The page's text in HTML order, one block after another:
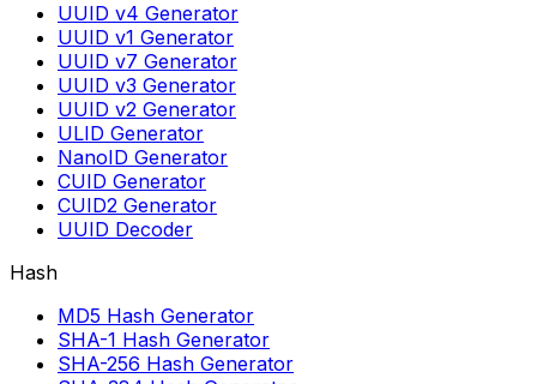
UUID v4 Generator
UUID v1 Generator
UUID v7 Generator
UUID v3 Generator
UUID v2 Generator
ULID Generator
NanoID Generator
CUID Generator
CUID2 Generator
UUID Decoder
Hash
MD5 Hash Generator
SHA-1 Hash Generator
SHA-256 Hash Generator